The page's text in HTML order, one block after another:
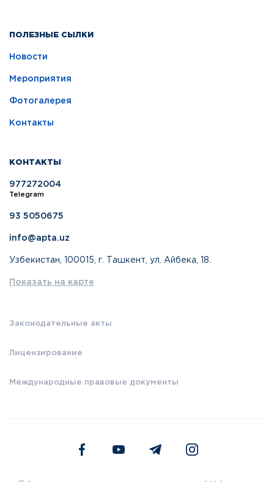
ПОЛЕЗНЫЕ СЫЛКИ
Новости
Мероприятия
Фотогалерея
Контакты
КОНТАКТЫ
977272004
Telegram
93 5050675
info@apta.uz
Узбекистан, 100015, г. Ташкент, ул. Айбека, 18.
Показать на карте
Законодательные акты
Лицензирование
Международные правовые документы